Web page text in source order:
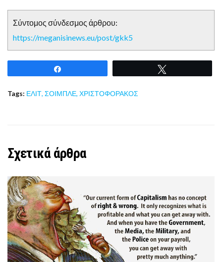
Σύντομος σύνδεσμος άρθρου:
https://meganisinews.eu/post/gkk5
Tags: ΕΛΙΤ, ΣΟΙΜΠΛΕ, ΧΡΙΣΤΟΦΟΡΑΚΟΣ
Σχετικά άρθρα